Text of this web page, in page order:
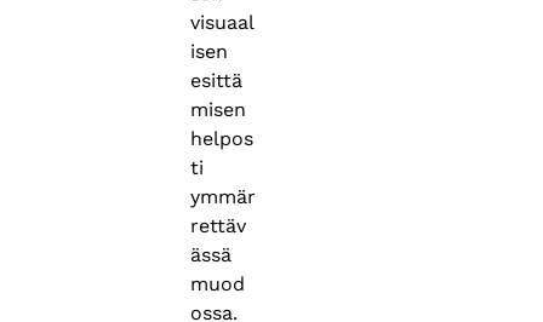
visuaal
isen
esittä
misen
helpos
ti
ymmär
rettäv
ässä
muod
ossa.